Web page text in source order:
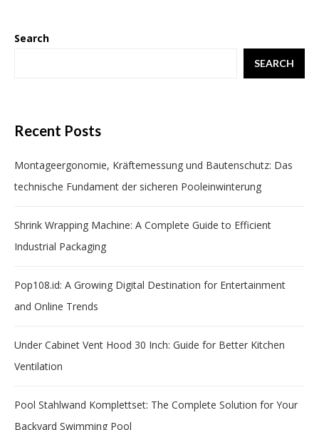
Search
SEARCH
Recent Posts
Montageergonomie, Kräftemessung und Bautenschutz: Das
technische Fundament der sicheren Pooleinwinterung
Shrink Wrapping Machine: A Complete Guide to Efficient
Industrial Packaging
Pop108.id: A Growing Digital Destination for Entertainment
and Online Trends
Under Cabinet Vent Hood 30 Inch: Guide for Better Kitchen
Ventilation
Pool Stahlwand Komplettset: The Complete Solution for Your
Backyard Swimming Pool